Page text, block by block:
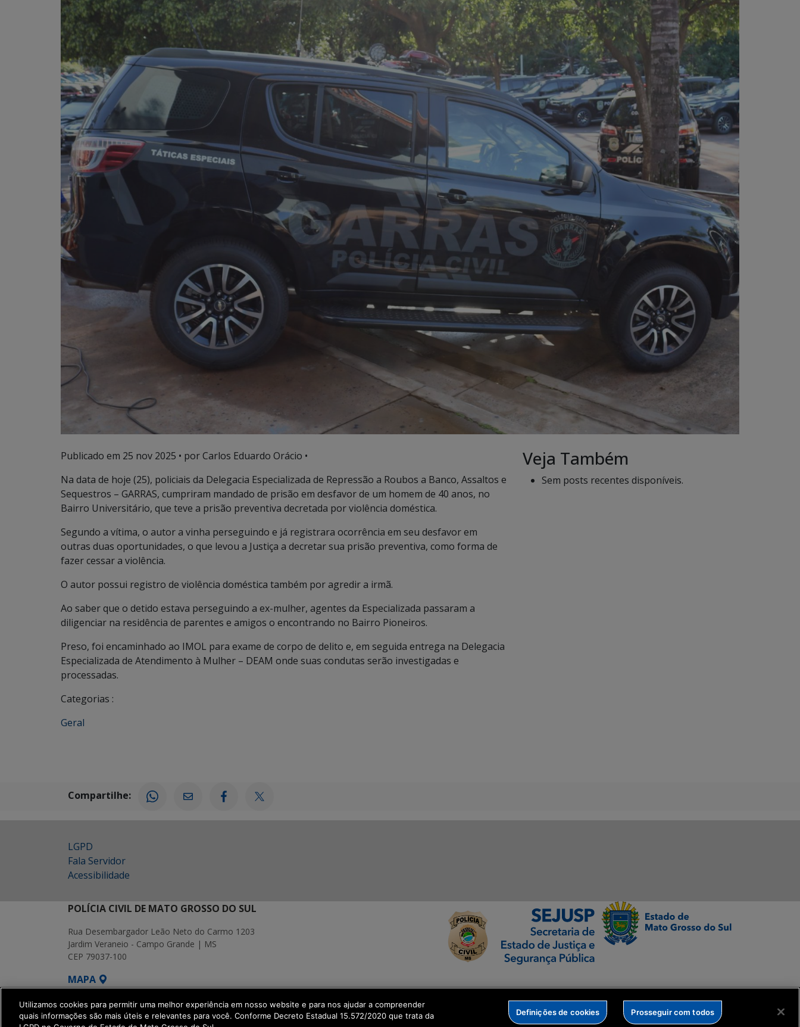
Publicado em 25 nov 2025 • por Carlos Eduardo Orácio •
Na data de hoje (25), policiais da Delegacia Especializada de Repressão a Roubos a Banco, Assaltos e
Sequestros – GARRAS, cumpriram mandado de prisão em desfavor de um homem de 40 anos, no
Bairro Universitário, que teve a prisão preventiva decretada por violência doméstica.
Segundo a vítima, o autor a vinha perseguindo e já registrara ocorrência em seu desfavor em
outras duas oportunidades, o que levou a Justiça a decretar sua prisão preventiva, como forma de
fazer cessar a violência.
O autor possui registro de violência doméstica também por agredir a irmã.
Ao saber que o detido estava perseguindo a ex-mulher, agentes da Especializada passaram a
diligenciar na residência de parentes e amigos o encontrando no Bairro Pioneiros.
Preso, foi encaminhado ao IMOL para exame de corpo de delito e, em seguida entrega na Delegacia
Especializada de Atendimento à Mulher – DEAM onde suas condutas serão investigadas e
processadas.
Categorias :
Geral
Veja Também
Sem posts recentes disponíveis.
Compartilhe:
LGPD
Fala Servidor
Acessibilidade
POLÍCIA CIVIL DE MATO GROSSO DO SUL
Rua Desembargador Leão Neto do Carmo 1203
Jardim Veraneio - Campo Grande | MS
CEP 79037-100
MAPA
SETDIG | Secretaria-Executiva de Transformação Digital
Utilizamos cookies para permitir uma melhor experiência em nosso website e para nos ajudar a compreender
quais informações são mais úteis e relevantes para você. Conforme Decreto Estadual 15.572/2020 que trata da
Definições de cookies Prosseguir com todos